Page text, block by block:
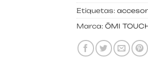
Etiquetas:
Marca: ŌMI